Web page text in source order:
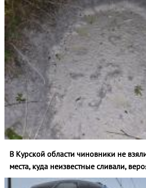
В Курской области чиновники не
места, куда неизвестные сливали,